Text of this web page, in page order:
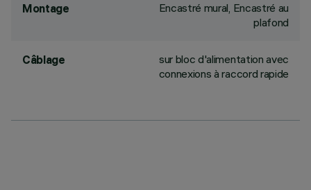
Montage
Encastré mural, Encastré au
plafond
Câblage
sur bloc d'alimentation avec
connexions à raccord rapide